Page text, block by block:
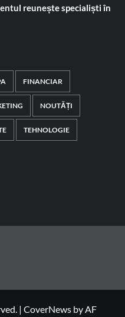
reunește specialiști în
FINANCIAR
NOUTĂȚI
TEHNOLOGIE
| CoverNews by AF